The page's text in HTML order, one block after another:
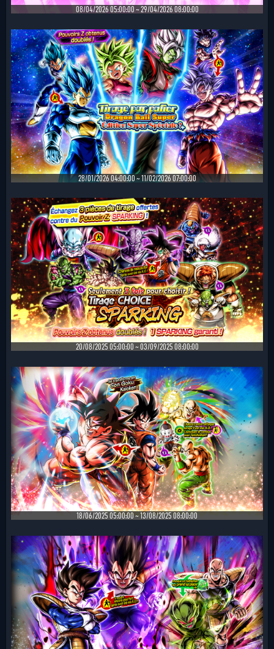
08/04/2026 05:00:00 ~ 29/04/2026 08:00:00
28/01/2026 04:00:00 ~ 11/02/2026 07:00:00
20/08/2025 05:00:00 ~ 03/09/2025 08:00:00
18/06/2025 05:00:00 ~ 13/08/2025 08:00:00